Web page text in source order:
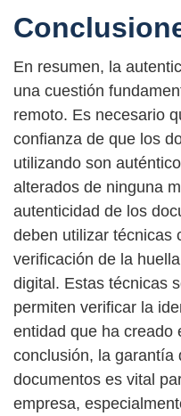
En resumen, la
una cuestión
remoto. Es necesario
confianza de que los
utilizando son
alterados de ninguna
autenticidad de los
deben utilizar técnicas
verificación de la
digital. Estas técnicas
permiten verificar la
entidad que ha creado
conclusión, la garantía
documentos es vital
empresa,